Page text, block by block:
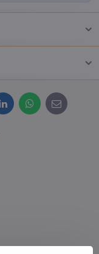
LinkedInWhatsApp
E-
mail